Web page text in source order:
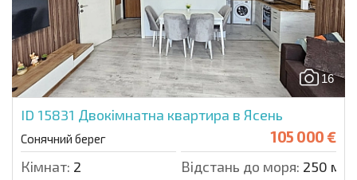
16
ID 15831 Двокімнатна квартира в Ясень
Сонячний берег 105 000 €
Кімнат: 2 Відстань до моря: 250 м.